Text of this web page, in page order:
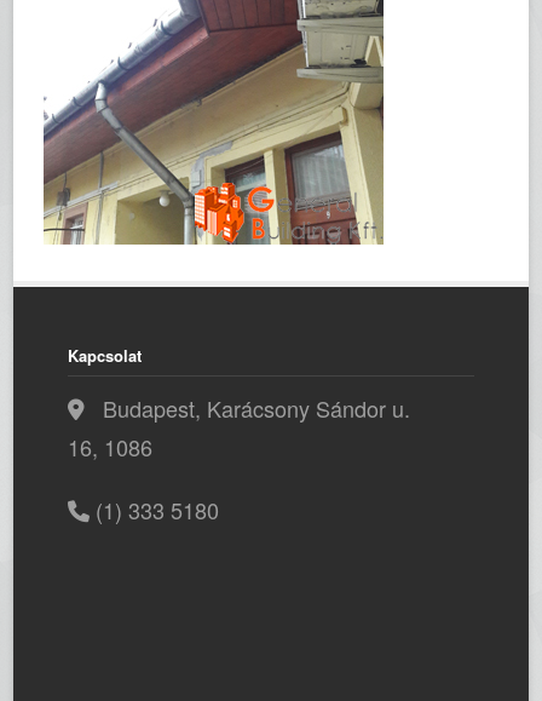
Kapcsolat
Budapest, Karácsony Sándor u.
16, 1086
(1) 333 5180